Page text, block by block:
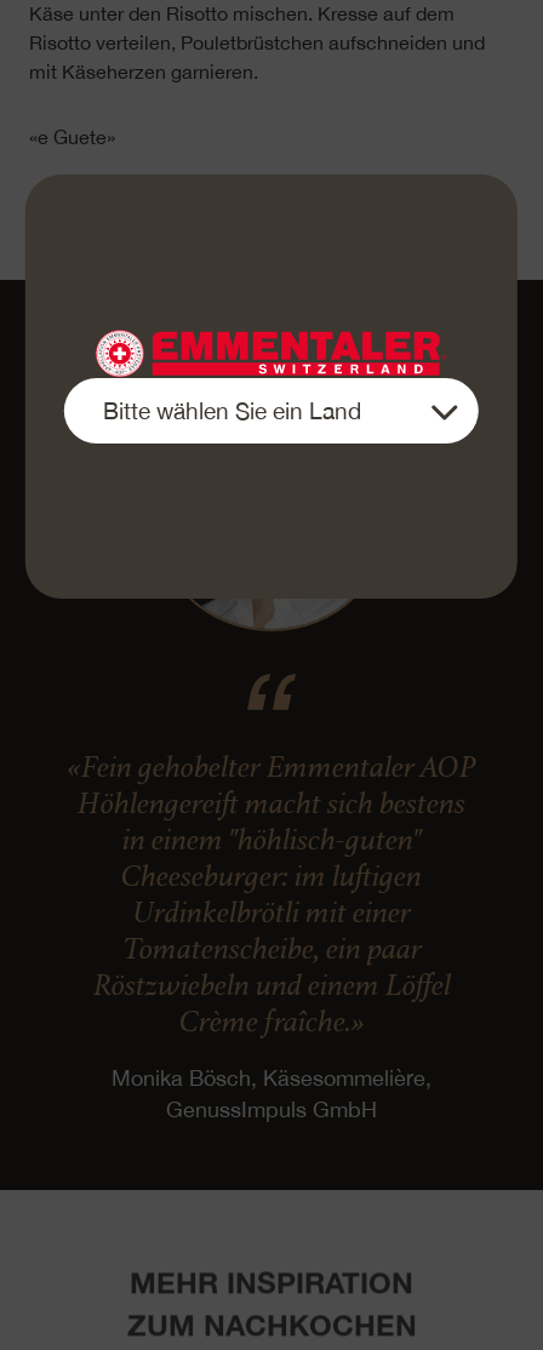
Käse unter den Risotto mischen. Kresse auf dem
Risotto verteilen, Pouletbrüstchen aufschneiden und
mit Käseherzen garnieren.
«e Guete»
«Fein gehobelter Emmentaler AOP
Höhlengereift macht sich bestens
in einem "höhlisch-guten"
Cheeseburger: im luftigen
Urdinkelbrötli mit einer
Tomatenscheibe, ein paar
Röstzwiebeln und einem Löffel
Crème fraîche.»
Monika Bösch, Käsesommelière,
GenussImpuls GmbH
MEHR INSPIRATION
ZUM NACHKOCHEN